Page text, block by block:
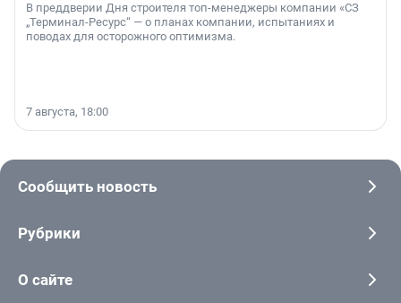
В преддверии Дня строителя топ-менеджеры компании «СЗ
„Терминал-Ресурс“ — о планах компании, испытаниях и
поводах для осторожного оптимизма.
7 августа, 18:00
Сообщить новость
Рубрики
О сайте